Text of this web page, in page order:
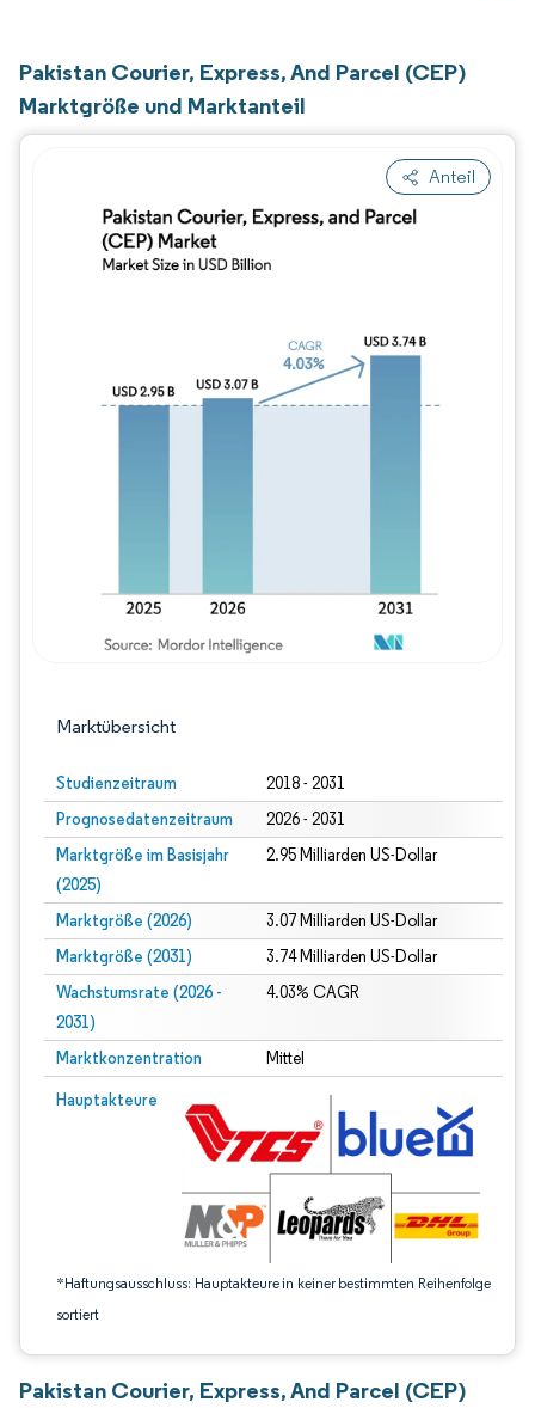
Pakistan Courier, Express, And Parcel (CEP)
Marktgröße und Marktanteil
Anteil
Marktübersicht
Studienzeitraum 2018 - 2031
Prognosedatenzeitraum 2026 - 2031
Marktgröße im Basisjahr
(2025)
2.95 Milliarden US-Dollar
Marktgröße (2026) 3.07 Milliarden US-Dollar
Marktgröße (2031) 3.74 Milliarden US-Dollar
Wachstumsrate (2026 -
2031)
4.03% CAGR
Marktkonzentration Mittel
Hauptakteure
*Haftungsausschluss: Hauptakteure in keiner bestimmten Reihenfolge
sortiert
Bild © Mordor Intelligence. Wiederverwendung erfordert Namensnennung
Pakistan Courier, Express, And Parcel (CEP)